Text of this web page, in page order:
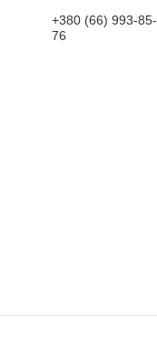
+380 (66) 993-85-
76